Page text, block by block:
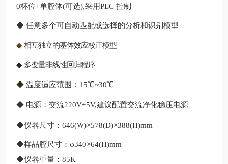
0杯位+单腔体(可选),采用PLC 控制
◆ 任意多个可自动匹配或选择的分析和识别模型
◆ 相互独立的基体效应校正模型
◆ 多变量非线性回归程序
◆ 温度适应范围：15℃~30℃
◆ 电源：交流220V±5V,建议配置交流净化稳压电源
◆仪器尺寸：646(W)×578(D)×388(H)mm
◆样品腔尺寸：φ340×64(H)mm
◆仪器重量：85K